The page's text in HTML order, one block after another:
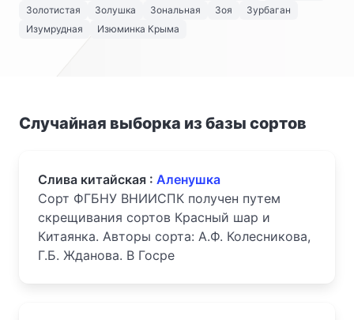
Золотистая
Золушка Зональная Зоя
Зурбаган
Изумрудная
Изюминка Крыма
Случайная выборка из базы сортов
Слива китайская : Аленушка
Сорт ФГБНУ ВНИИСПК получен путем
скрещивания сортов Красный шар и
Китаянка. Авторы сорта: А.Ф. Колесникова,
Г.Б. Жданова. В Госре